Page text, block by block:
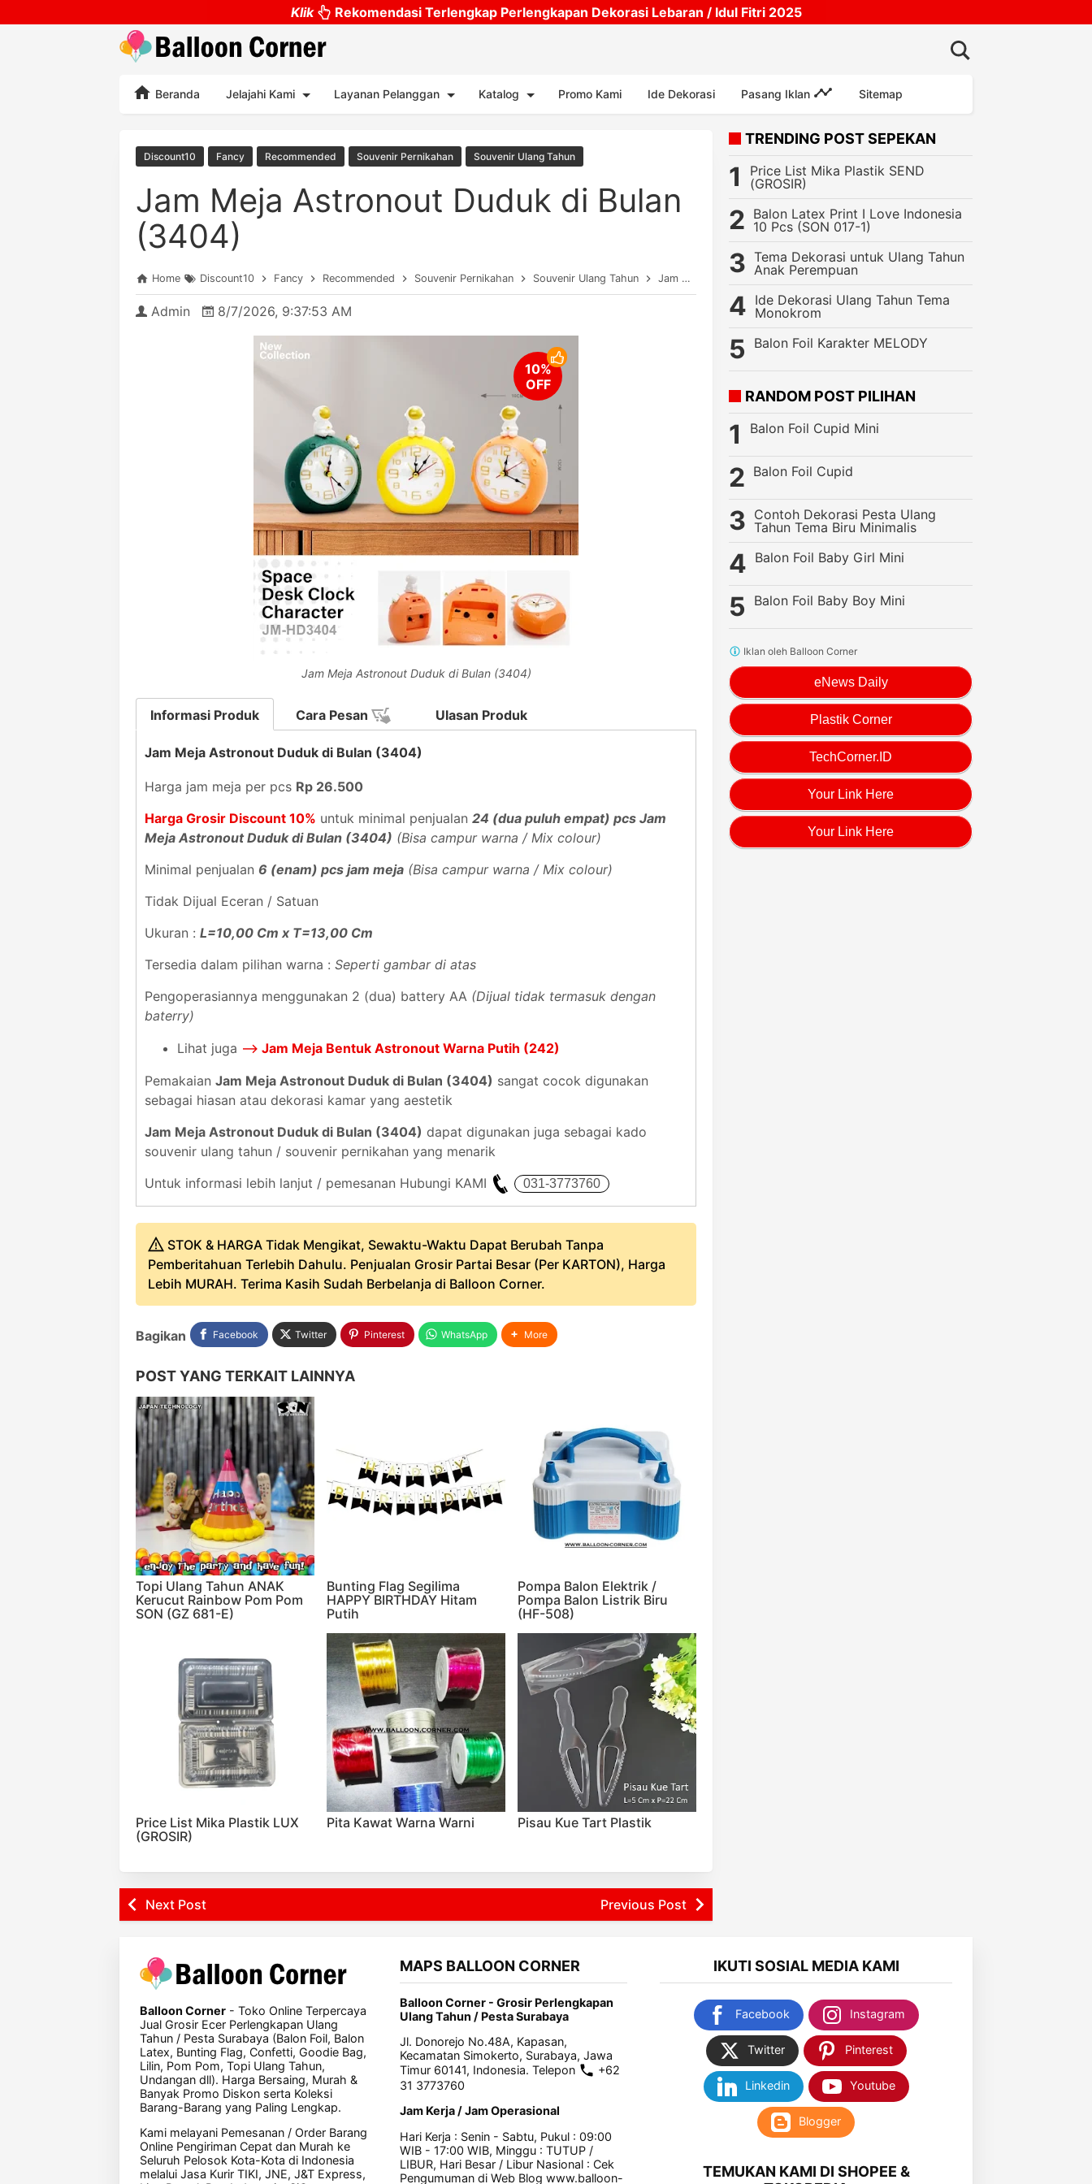
Skip to main content
Klik Rekomendasi Terlengkap Perlengkapan Dekorasi Lebaran / Idul Fitri 2025
Beranda Jelajahi Kami Layanan Pelanggan Katalog Promo Kami Ide Dekorasi Pasang Iklan Sitemap
Discount10 Fancy Recommended Souvenir Pernikahan Souvenir Ulang Tahun
Jam Meja Astronout Duduk di Bulan
(3404)
Home Discount10 Fancy Recommended Souvenir Pernikahan Souvenir Ulang Tahun Jam Meja Astronout Duduk di Bulan (3404)
Admin 8/7/2026, 9:37:53 AM
Jam Meja Astronout Duduk di Bulan (3404)
Informasi Produk
Jam Meja Astronout Duduk di Bulan (3404)
Harga jam meja per pcs Rp 26.500
Harga Grosir Discount 10% untuk minimal penjualan 24 (dua puluh empat) pcs Jam
Meja Astronout Duduk di Bulan (3404) (Bisa campur warna / Mix colour)
Minimal penjualan 6 (enam) pcs jam meja (Bisa campur warna / Mix colour)
Tidak Dijual Eceran / Satuan
Ukuran : L=10,00 Cm x T=13,00 Cm
Tersedia dalam pilihan warna : Seperti gambar di atas
Pengoperasiannya menggunakan 2 (dua) battery AA (Dijual tidak termasuk dengan
baterry)
Lihat juga --> Jam Meja Bentuk Astronout Warna Putih (242)
Pemakaian Jam Meja Astronout Duduk di Bulan (3404) sangat cocok digunakan
sebagai hiasan atau dekorasi kamar yang aestetik
Jam Meja Astronout Duduk di Bulan (3404) dapat digunakan juga sebagai kado
souvenir ulang tahun / souvenir pernikahan yang menarik
Untuk informasi lebih lanjut / pemesanan Hubungi KAMI
Cara Pesan Ulasan Produk
STOK & HARGA Tidak Mengikat, Sewaktu-Waktu Dapat Berubah Tanpa
Pemberitahuan Terlebih Dahulu. Penjualan Grosir Partai Besar (Per KARTON), Harga
Lebih MURAH. Terima Kasih Sudah Berbelanja di Balloon Corner.
Bagikan Facebook Twitter Pinterest WhatsApp More
POST YANG TERKAIT LAINNYA
Topi Ulang Tahun ANAK
Kerucut Rainbow Pom Pom
SON (GZ 681-E)
Bunting Flag Segilima
HAPPY BIRTHDAY Hitam
Putih
Pompa Balon Elektrik /
Pompa Balon Listrik Biru
(HF-508)
Price List Mika Plastik LUX
(GROSIR)
Pita Kawat Warna Warni Pisau Kue Tart Plastik
Next Post Previous Post
TRENDING POST SEPEKAN
Price List Mika Plastik SEND
(GROSIR)
Balon Latex Print I Love Indonesia
10 Pcs (SON 017-1)
Tema Dekorasi untuk Ulang Tahun
Anak Perempuan
Ide Dekorasi Ulang Tahun Tema
Monokrom
Balon Foil Karakter MELODY
RANDOM POST PILIHAN
Balon Foil Cupid Mini
Balon Foil Cupid
Contoh Dekorasi Pesta Ulang
Tahun Tema Biru Minimalis
Balon Foil Baby Girl Mini
Balon Foil Baby Boy Mini
eNews Daily
Plastik Corner
TechCorner.ID
Your Link Here
Your Link Here
Iklan oleh Balloon Corner
Balloon Corner - Toko Online Terpercaya
Jual Grosir Ecer Perlengkapan Ulang
Tahun / Pesta Surabaya (Balon Foil, Balon
Latex, Bunting Flag, Confetti, Goodie Bag,
Lilin, Pom Pom, Topi Ulang Tahun,
Undangan dll). Harga Bersaing, Murah &
Banyak Promo Diskon serta Koleksi
Barang-Barang yang Paling Lengkap.
Kami melayani Pemesanan / Order Barang
Online Pengiriman Cepat dan Murah ke
Seluruh Pelosok Kota-Kota di Indonesia
melalui Jasa Kurir TIKI, JNE, J&T Express,
MAPS BALLOON CORNER
Balloon Corner - Grosir Perlengkapan
Ulang Tahun / Pesta Surabaya
Jl. Donorejo No.48A, Kapasan,
Kecamatan Simokerto, Surabaya, Jawa
Timur 60141, Indonesia. Telepon
+62
31 3773760
Jam Kerja / Jam Operasional
Hari Kerja : Senin - Sabtu, Pukul : 09:00
WIB - 17:00 WIB, Minggu : TUTUP /
LIBUR, Hari Besar / Libur Nasional : Cek
Pengumuman di Web Blog www.balloon-
IKUTI SOSIAL MEDIA KAMI
Facebook Instagram
Twitter Pinterest
Linkedin Youtube
Blogger
TEMUKAN KAMI DI SHOPEE &